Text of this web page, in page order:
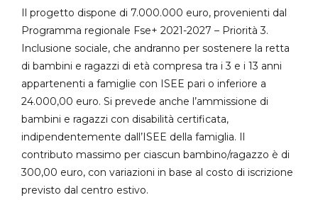
Il progetto dispone di 7.000.000 euro, provenienti dal
Programma regionale Fse+ 2021-2027 – Priorità 3.
Inclusione sociale, che andranno per sostenere la retta
di bambini e ragazzi di età compresa tra i 3 e i 13 anni
appartenenti a famiglie con ISEE pari o inferiore a
24.000,00 euro. Si prevede anche l’ammissione di
bambini e ragazzi con disabilità certificata,
indipendentemente dall’ISEE della famiglia. Il
contributo massimo per ciascun bambino/ragazzo è di
300,00 euro, con variazioni in base al costo di iscrizione
previsto dal centro estivo.